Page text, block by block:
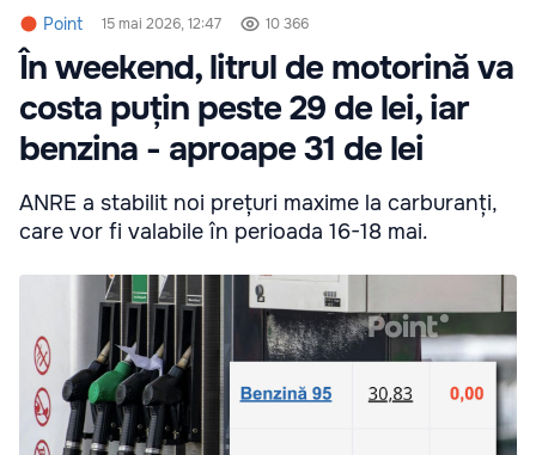
Point 15 mai 2026, 12:47 10 366
În weekend, litrul de motorină va
costa puțin peste 29 de lei, iar
benzina - aproape 31 de lei
ANRE a stabilit noi prețuri maxime la carburanți,
care vor fi valabile în perioada 16-18 mai.